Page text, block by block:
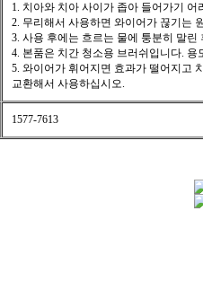
1. 치아와 치아 사이가 좁아 들어가기
2. 무리해서 사용하면 와이어가 끊기는
3. 사용 후에는 흐르는 물에 퉁분히 말
4. 본품은 치간 청소용 브러쉬입니다. 용
5. 와이어가 휘어지면 효과가 떨어지고
교환해서 사용하십시오.
1577-7613